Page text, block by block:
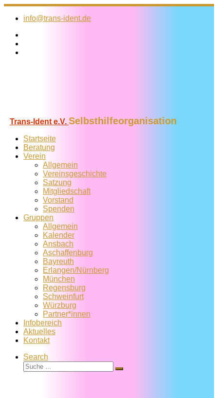
Zum
Inhalt
info@trans-ident.de
Trans-Ident e.V. Selbsthilfeorganisation
Startseite
Beratung
Verein
Allgemein
Vereins­geschichte
Satzung
Mitglied­schaft
Vorstand
Spenden
Gruppen
Allgemein
Kalender
Ansbach
Aschaffenburg
Bayreuth
Erlangen/Nürnberg
München
Regensburg
Schweinfurt
Würzburg
Partner*innen
Infobereich
Aktuelles
Kontakt
Search
Suche
Suche